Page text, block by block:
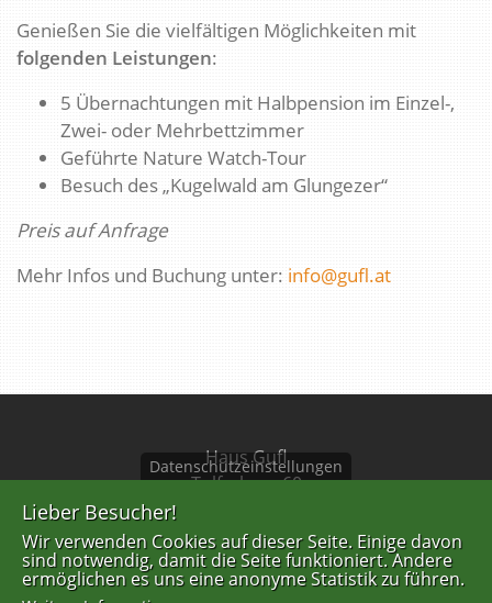
Genießen Sie die vielfältigen Möglichkeiten mit
folgenden Leistungen:
5 Übernachtungen mit Halbpension im Einzel-,
Zwei- oder Mehrbettzimmer
Geführte Nature Watch-Tour
Besuch des „Kugelwald am Glungezer“
Preis auf Anfrage
Mehr Infos und Buchung unter: info@gufl.at
Haus Gufl
Tulferberg 60
Tel: +43 676 844639201
info@gufl.at
Datenschutzeinstellungen
Lieber Besucher!
Wir verwenden Cookies auf dieser Seite. Einige davon
sind notwendig, damit die Seite funktioniert. Andere
ermöglichen es uns eine anonyme Statistik zu führen.